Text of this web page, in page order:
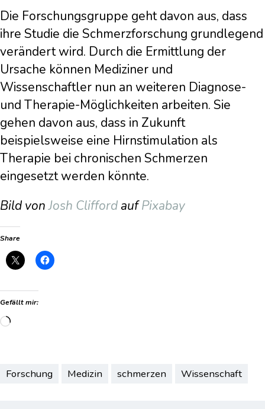
Die Forschungsgruppe geht davon aus, dass
ihre Studie die Schmerzforschung grundlegend
verändert wird. Durch die Ermittlung der
Ursache können Mediziner und
Wissenschaftler nun an weiteren Diagnose-
und Therapie-Möglichkeiten arbeiten. Sie
gehen davon aus, dass in Zukunft
beispielsweise eine Hirnstimulation als
Therapie bei chronischen Schmerzen
eingesetzt werden könnte.
Bild vonJosh Clifford aufPixabay
Share
Gefällt mir:
Wird
Forschung Medizin schmerzen Wissenschaft